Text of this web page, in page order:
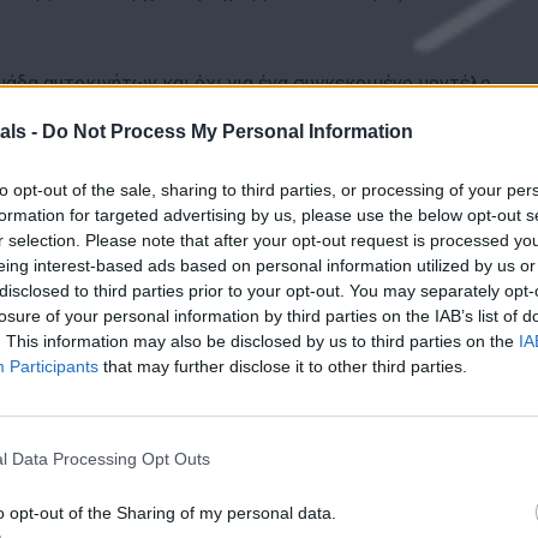
- Do Not Process My Personal Information
opt-out of the sale, sharing to third parties, or processing of your
for targeted advertising by us, please use the below opt-out
selection. Please note that after your opt-out request is processed
interest-based ads based on personal information utilized by us
to third parties prior to your opt-out. You may separately
of your personal information by third parties on the IAB’s list of
This information may also be disclosed by us to third parties on the
Participants that may further disclose it to other third parties.
Data Processing Opt Outs
opt-out of the Sharing of my personal data.
αυτοκινήτων και όχι για ένα συγκεκριμένο μοντέλο
ομάδα που έχετε κάνει κράτηση. Δεν μπορούμε να
οδήγησης, την ταυτότητα/διαβατήριο και μια έγκυρη
να επιστραφεί με την ίδια ποσότητα καυσίμου που
τοπικά.
αναφέρεται στη σύμβαση ενοικίασης: